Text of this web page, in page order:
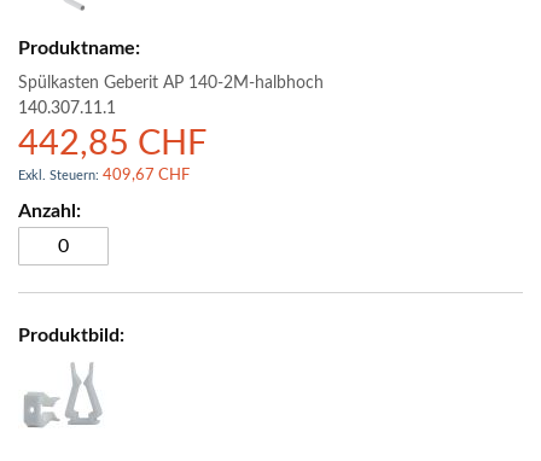
Spülkasten Geberit AP 140-2M-halbhoch
140.307.11.1
442,85 CHF
409,67 CHF